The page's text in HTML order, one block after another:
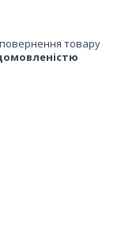
повернення товару